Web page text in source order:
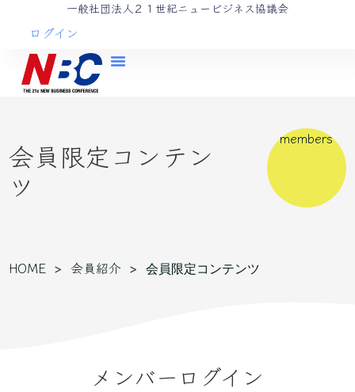
一般社団法人２１世紀ニュービジネス協議会
ログイン
会員限定コンテン
ツ
members
HOME >会員紹介 >会員限定コンテンツ
メンバーログイン